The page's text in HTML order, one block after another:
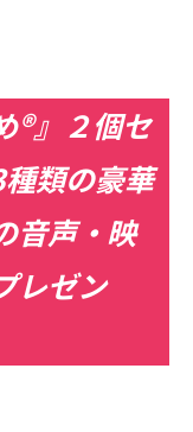
®』２個セ
類の豪華
音声・映
レゼン